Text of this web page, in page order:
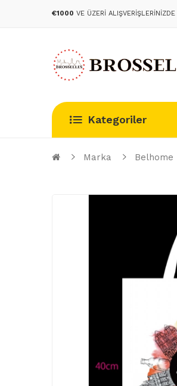
€1000 VE ÜZERI
Kategoriler
Marka Belhome